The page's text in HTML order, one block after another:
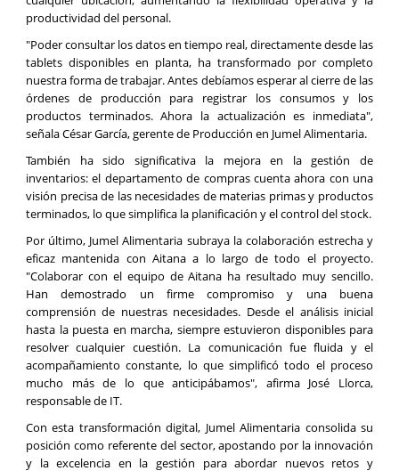
productividad del personal.
"Poder consultar los datos en tiempo real, directamente desde las
tablets disponibles en planta, ha transformado por completo
nuestra forma de trabajar. Antes debíamos esperar al cierre de las
órdenes de producción para registrar los consumos y los
productos terminados. Ahora la actualización es inmediata",
señala César García, gerente de Producción en Jumel Alimentaria.
También ha sido significativa la mejora en la gestión de
inventarios: el departamento de compras cuenta ahora con una
visión precisa de las necesidades de materias primas y productos
terminados, lo que simplifica la planificación y el control del stock.
Por último, Jumel Alimentaria subraya la colaboración estrecha y
eficaz mantenida con Aitana a lo largo de todo el proyecto.
"Colaborar con el equipo de Aitana ha resultado muy sencillo.
Han demostrado un firme compromiso y una buena
comprensión de nuestras necesidades. Desde el análisis inicial
hasta la puesta en marcha, siempre estuvieron disponibles para
resolver cualquier cuestión. La comunicación fue fluida y el
acompañamiento constante, lo que simplificó todo el proceso
mucho más de lo que anticipábamos", afirma José Llorca,
responsable de IT.
Con esta transformación digital, Jumel Alimentaria consolida su
posición como referente del sector, apostando por la innovación
y la excelencia en la gestión para abordar nuevos retos y